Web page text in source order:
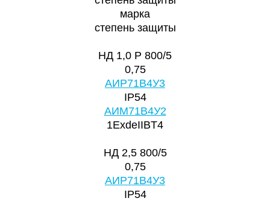
марка
степень защиты
НД 1,0 Р 800/5
0,75
АИР71В4У3
IP54
АИМ71В4У2
1ExdeIIBT4
НД 2,5 800/5
0,75
АИР71В4У3
IP54